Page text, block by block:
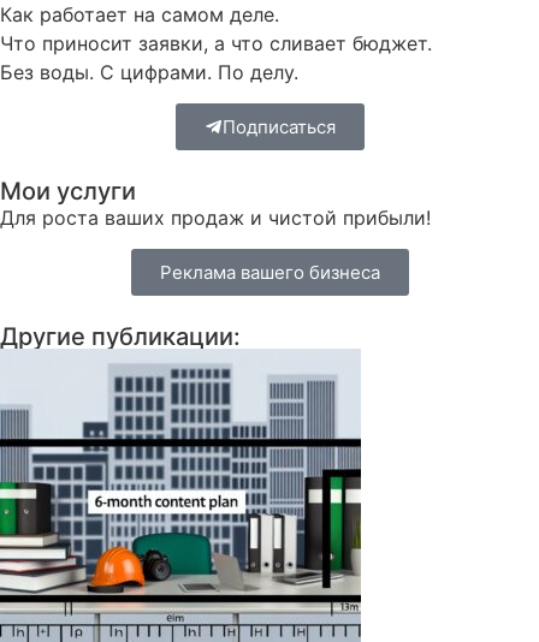
Как работает на самом деле.
Что приносит заявки, а что сливает бюджет.
Без воды. С цифрами. По делу.
Подписаться
Мои услуги
Для роста ваших продаж и чистой прибыли!
Реклама вашего бизнеса
Другие публикации: